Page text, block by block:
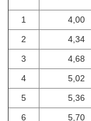
1
4,00
2
4,34
3
4,68
4
5,02
5
5,36
6
5,70